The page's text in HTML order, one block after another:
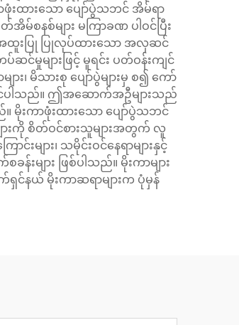
းထားသော ပျော်ပွဲသဘင် အိမ်ရာ
စနစ်များ မကြာခဏ ပါဝင်ပြီး
ထူးပြု ပြုလုပ်ထားသော အလှဆင်
င်မှုများဖြင့် မူရင်း ပတ်ဝန်းကျင်
၊ မိသားစု ပျော်ပွဲများမှ စ၍ ကော်
ဝင်ပါသည်။ ဤအဆောက်အဦများသည်
မိုးကာဖုံးထားသော ပျော်ပွဲသဘင်
းကို စိတ်ဝင်စားသူများအတွက် လူ
းများ၊ သမိုင်းဝင်နေရာများနှင့်
များ ဖြစ်ပါသည်။ မိုးကာများ
င်နယ် မိုးကာဆရာများက ပုံမှန်